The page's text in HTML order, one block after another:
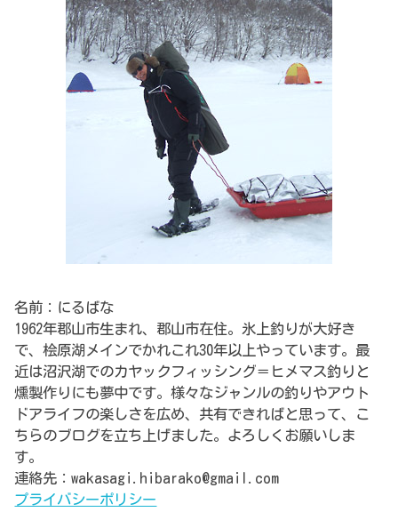
名前：にるばな
1962年郡山市生まれ、郡山市在住。氷上釣りが大好き
で、桧原湖メインでかれこれ30年以上やっています。最
近は沼沢湖でのカヤックフィッシング＝ヒメマス釣りと
燻製作りにも夢中です。様々なジャンルの釣りやアウト
ドアライフの楽しさを広め、共有できればと思って、こ
ちらのブログを立ち上げました。よろしくお願いしま
す。
連絡先：wakasagi.hibarako@gmail.com
プライバシーポリシー